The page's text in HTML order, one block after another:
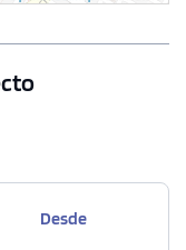
Desde